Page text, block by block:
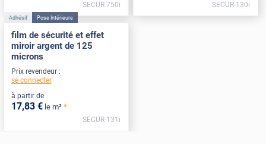
SECUR-750i SECUR-130i
Adhésif Pose Intérieure
film de sécurité et effet
miroir argent de 125
microns
Prix revendeur :
se connecter
à partir de
17,83 € le m² *
SECUR-131i